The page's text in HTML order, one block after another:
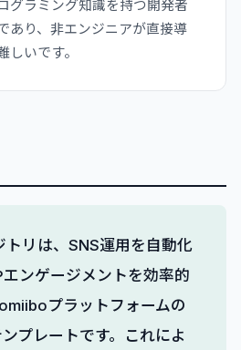
グラミング知識を持つ開発者
あり、非エンジニアが直接導
しいです。
トリは、SNS運用を自動化
ンゲージメントを効率的
プラットフォームの
プレートです。これによ